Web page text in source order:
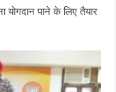
योगदान पाने के लिए तैयार